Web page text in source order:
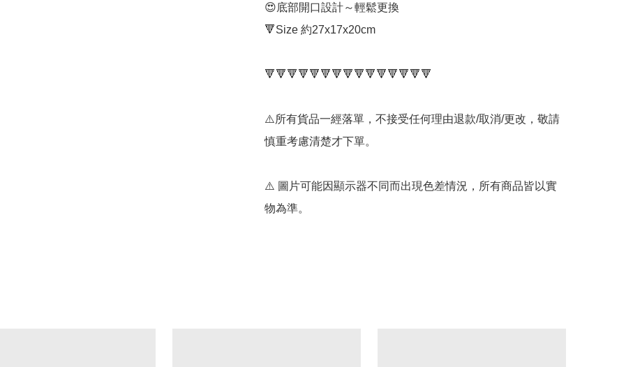
😍底部開口設計～輕鬆更換
🔻Size 約27x17x20cm
🔻🔻🔻🔻🔻🔻🔻🔻🔻🔻🔻🔻🔻🔻🔻
⚠️所有貨品一經落單，不接受任何理由退款/取消/更改，敬請
慎重考慮清楚才下單。
⚠️ 圖片可能因顯示器不同而出現色差情況，所有商品皆以實
物為準。